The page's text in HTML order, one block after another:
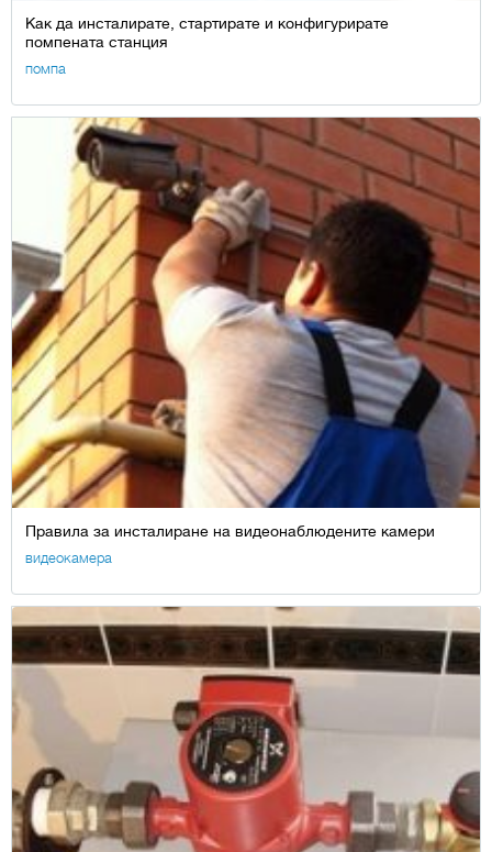
Как да инсталирате, стартирате и конфигурирате
помпената станция
помпа
Правила за инсталиране на видеонаблюдените камери
видеокамера